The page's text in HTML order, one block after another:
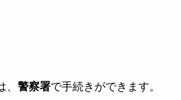
警察署で手続きができます。